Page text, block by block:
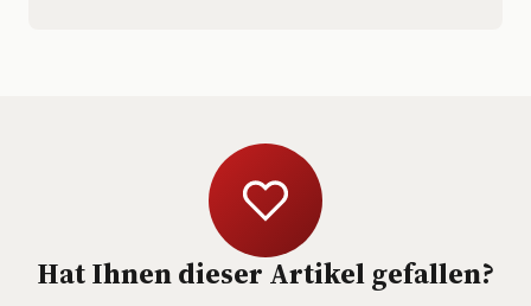
Hat Ihnen dieser Artikel gefallen?